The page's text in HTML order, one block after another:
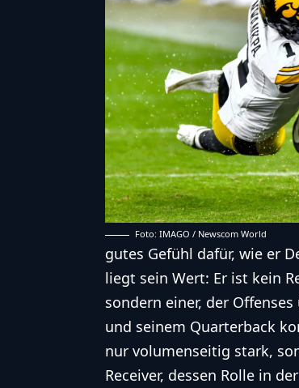
Foto: IMAGO / Newscom World
gutes Gefühl dafür, wie er
liegt sein Wert: Er ist kein
sondern einer, der
und seinem Quarterback
nur volumenseitig stark,
Receiver, dessen Rolle in